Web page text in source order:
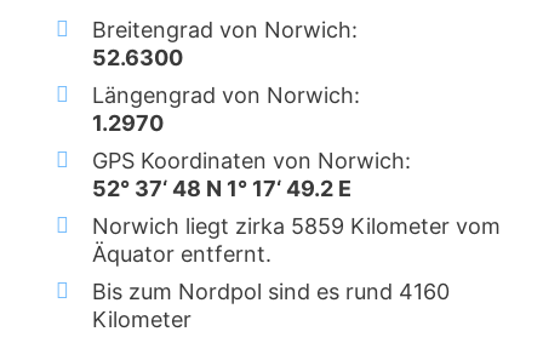
Breitengrad von Norwich:
52.6300
Längengrad von Norwich:
1.2970
GPS Koordinaten von Norwich:
52° 37‘ 48 N 1° 17‘ 49.2 E
Norwich liegt zirka 5859 Kilometer vom
Äquator entfernt.
Bis zum Nordpol sind es rund 4160
Kilometer